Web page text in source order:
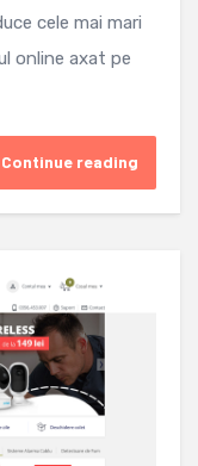
cele mai mari
online axat pe
Continue reading